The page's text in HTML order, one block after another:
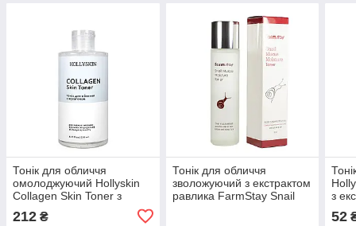
Тонік для обличчя
омолоджуючий Hollyskin
Collagen Skin Toner з
212 ₴
Тонік для обличчя
зволожуючий з екстрактом
равлика FarmStay Snail
з
52